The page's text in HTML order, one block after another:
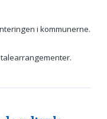
i kommunerne.